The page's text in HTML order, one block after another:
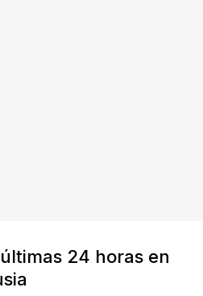
24 horas en